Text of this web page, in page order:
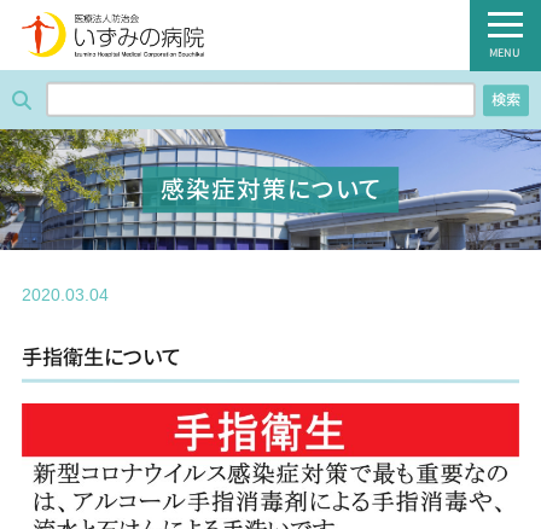
病院紹介
外来のご案内
病棟のご案内
職員募集のご案内
MENU
検索
感染症対策について
2020.03.04
手指衛生について